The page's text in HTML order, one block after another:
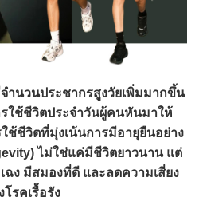
ำนวนประชากรสูงวัยเพิ่มมากขึ้น
ใช้ชีวิตประจำวันผู้คนหันมาให้
ชีวิตที่มุ่งเน้นการมีอายุยืนอย่าง
ไม่ใช่แค่มีชีวิตยาวนาน แต่
ฉง มีสมองที่ดี และลดความเสี่ยง
โรคเรื้อรัง